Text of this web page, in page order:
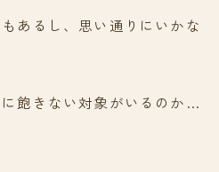
あるし、思い通りにいかな
飽きない対象がいるのか…